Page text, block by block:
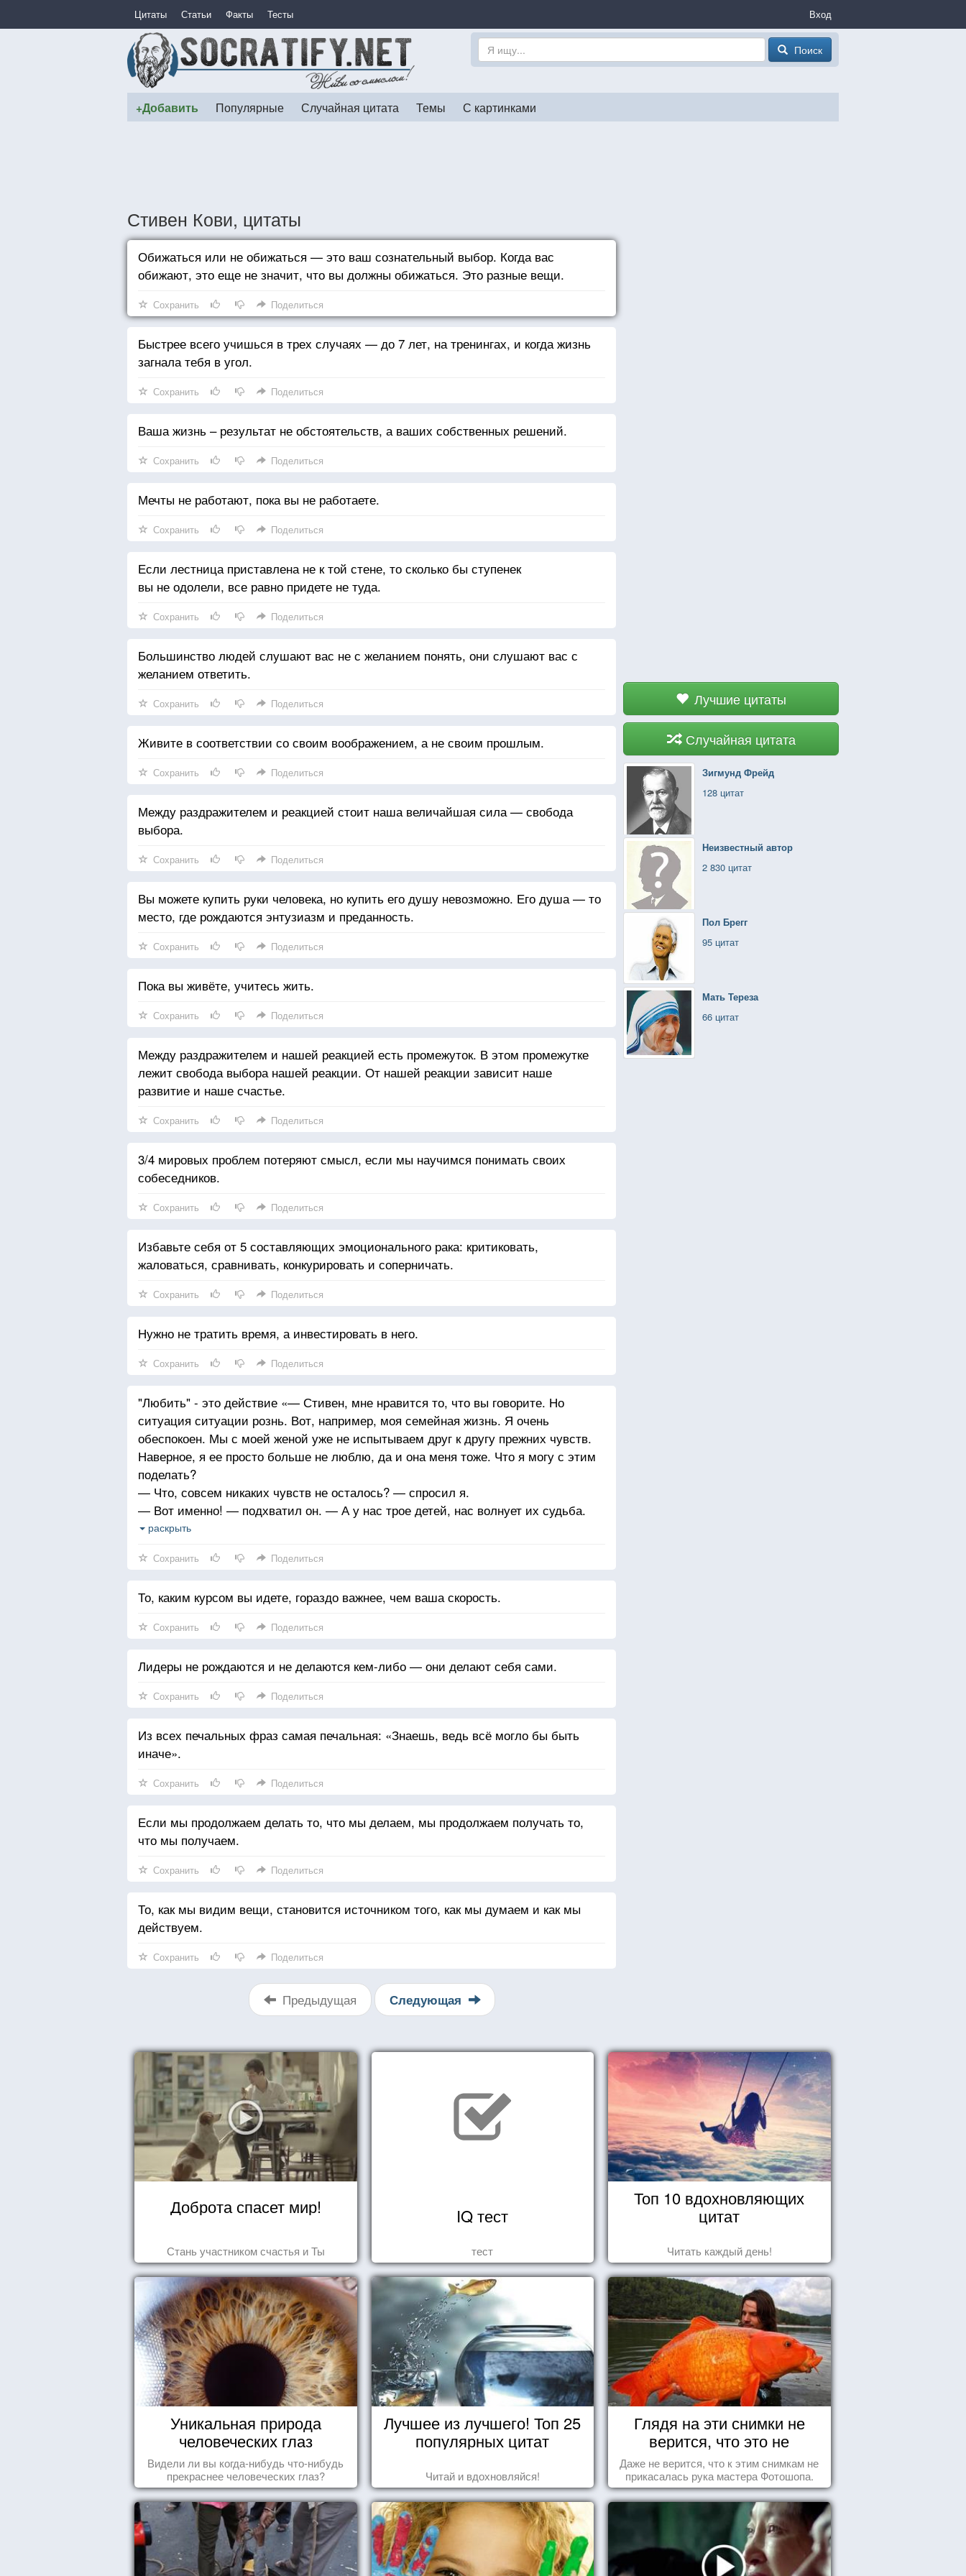
Цитаты Статьи Факты Тесты Вход
Поиск
+Добавить Популярные Случайная цитата Темы С картинками
Стивен Кови, цитаты
Лучшие цитаты
Случайная цитата
Зигмунд Фрейд
128 цитат
Неизвестный автор
2 830 цитат
Пол Брегг
95 цитат
Мать Тереза
66 цитат
Обижаться или не обижаться — это ваш сознательный выбор. Когда вас
обижают, это еще не значит, что вы должны обижаться. Это разные вещи.
Сохранить Поделиться
Быстрее всего учишься в трех случаях — до 7 лет, на тренингах, и когда жизнь
загнала тебя в угол.
Сохранить Поделиться
Ваша жизнь – результат не обстоятельств, а ваших собственных решений.
Сохранить Поделиться
Мечты не работают, пока вы не работаете.
Сохранить Поделиться
Если лестница приставлена не к той стене, то сколько бы ступенек
вы не одолели, все равно придете не туда.
Сохранить Поделиться
Большинство людей слушают вас не с желанием понять, они слушают вас с
желанием ответить.
Сохранить Поделиться
Живите в соответствии со своим воображением, а не своим прошлым.
Сохранить Поделиться
Между раздражителем и реакцией стоит наша величайшая сила — свобода
выбора.
Сохранить Поделиться
Вы можете купить руки человека, но купить его душу невозможно. Его душа — то
место, где рождаются энтузиазм и преданность.
Сохранить Поделиться
Пока вы живёте, учитесь жить.
Сохранить Поделиться
Между раздражителем и нашей реакцией есть промежуток. В этом промежутке
лежит свобода выбора нашей реакции. От нашей реакции зависит наше
развитие и наше счастье.
Сохранить Поделиться
3/4 мировых проблем потеряют смысл, если мы научимся понимать своих
собеседников.
Сохранить Поделиться
Избавьте себя от 5 составляющих эмоционального рака: критиковать,
жаловаться, сравнивать, конкурировать и соперничать.
Сохранить Поделиться
Нужно не тратить время, а инвестировать в него.
Сохранить Поделиться
"Любить" - это действие «— Стивен, мне нравится то, что вы говорите. Но
ситуация ситуации рознь. Вот, например, моя семейная жизнь. Я очень
обеспокоен. Мы с моей женой уже не испытываем друг к другу прежних чувств.
Наверное, я ее просто больше не люблю, да и она меня тоже. Что я могу с этим
поделать?
— Что, совсем никаких чувств не осталось? — спросил я.
— Вот именно! — подхватил он. — А у нас трое детей, нас волнует их судьба.
Что вы мне посоветуете?
— Я же говорю, никаких чувств уже не осталось!
— Любите ее!
— Нет, вы не поняли! Никакой любви уже больше нет!
— Тогда любите ее! Если чувство ушло, то у вас есть хорошая причина, что бы
любить ее!
— Но как же любить, если не любишь?
— Послушайте, мой друг, «любить» — это глагол, который означает действие.
Любовь-чувство есть плод любви-действия. Так любите же ее! Служите ей.
Жертвуйте собой. Слушайте ее. Сопереживайте ей. Цените ее. Поддерживайте.
раскрыть
Сохранить Поделиться
То, каким курсом вы идете, гораздо важнее, чем ваша скорость.
Сохранить Поделиться
Лидеры не рождаются и не делаются кем-либо — они делают себя сами.
Сохранить Поделиться
Из всех печальных фраз самая печальная: «Знаешь, ведь всё могло бы быть
иначе».
Сохранить Поделиться
Если мы продолжаем делать то, что мы делаем, мы продолжаем получать то,
что мы получаем.
Сохранить Поделиться
То, как мы видим вещи, становится источником того, как мы думаем и как мы
действуем.
Сохранить Поделиться
Предыдущая Следующая
Доброта спасет мир!
Стань участником счастья и Ты
IQ тест
тест
Топ 10 вдохновляющих
цитат
Читать каждый день!
Уникальная природа
человеческих глаз
Видели ли вы когда-нибудь что-нибудь
прекраснее человеческих глаз?
Лучшее из лучшего! Топ 25
популярных цитат
Читай и вдохновляйся!
Глядя на эти снимки не
верится, что это не
Фотошоп!
Даже не верится, что к этим снимкам не
прикасалась рука мастера Фотошопа.